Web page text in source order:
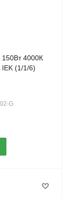
150Вт 4000К
(1/1/6)
G